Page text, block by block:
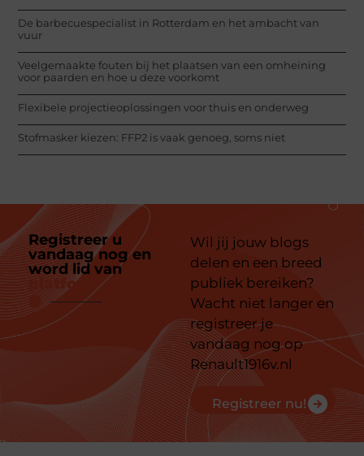
De barbecuespecialist in Rotterdam en het ambacht van
vuur
Veelgemaakte fouten bij het plaatsen van een omheining
voor paarden en hoe u deze voorkomt
Flexibele projectieoplossingen voor thuis en onderweg
Stofmasker kiezen: FFP2 is vaak genoeg, soms niet
Registreer u
vandaag nog en
word lid van
platform
Wil jij jouw blogs
delen en een breed
publiek bereiken?
Wacht niet langer en
registreer je
vandaag nog op
Renault1916v.nl
Registreer nu!